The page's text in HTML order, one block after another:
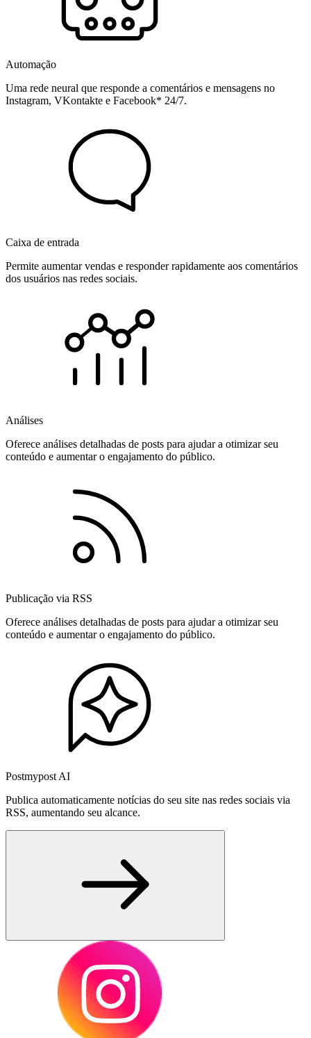
Automação
Uma rede neural que responde a comentários e mensagens no
Instagram, VKontakte e Facebook* 24/7.
Caixa de entrada
Permite aumentar vendas e responder rapidamente aos comentários
dos usuários nas redes sociais.
Análises
Oferece análises detalhadas de posts para ajudar a otimizar seu
conteúdo e aumentar o engajamento do público.
Publicação via RSS
Oferece análises detalhadas de posts para ajudar a otimizar seu
conteúdo e aumentar o engajamento do público.
Postmypost AI
Publica automaticamente notícias do seu site nas redes sociais via
RSS, aumentando seu alcance.